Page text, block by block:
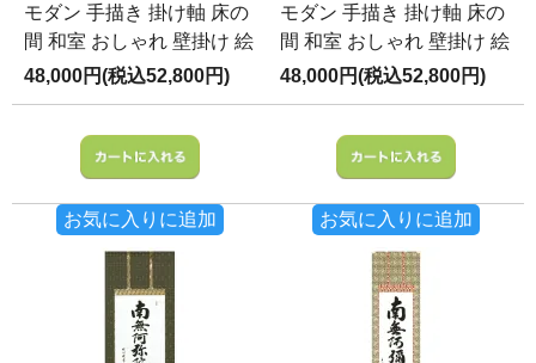
モダン 手描き 掛け軸 床の
間 和室 おしゃれ 壁掛け 絵
48,000円(税込52,800円)
お気に入りに追加
モダン 手描き 掛け軸 床の
間 和室 おしゃれ 壁掛け 絵
48,000円(税込52,800円)
お気に入りに追加